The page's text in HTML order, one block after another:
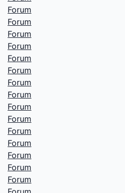
Forum
Forum
Forum
Forum
Forum
Forum
Forum
Forum
Forum
Forum
Forum
Forum
Forum
Forum
Forum